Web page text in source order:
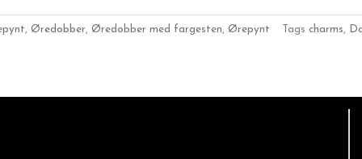
, Øredobber, Øredobber med fargesten, Ørepynt Tags charms,